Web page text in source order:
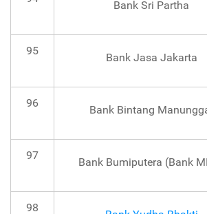
Bank Sri Partha
95
Bank Jasa Jakarta
96
Bank Bintang
97
Bank Bumiputera (Bank
98